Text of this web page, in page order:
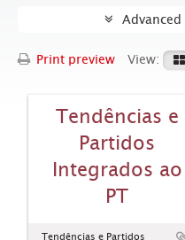
Print preview View:
Tendências e
Partidos
Integrados ao
PT
Tendências e Partidos